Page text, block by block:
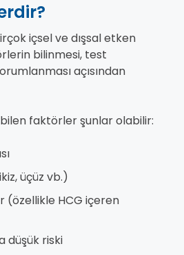
içsel ve dışsal etken
bilinmesi, test
açısından
faktörler şunlar olabilir:
üçüz vb.)
(özellikle HCG içeren
düşük riski